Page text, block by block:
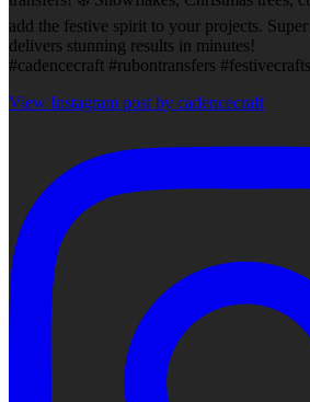
add the festive spirit to your projects.
delivers stunning results in minutes!
#cadencecraft #rubontransfers #festivecrafts
View Instagram post by cadencecraft